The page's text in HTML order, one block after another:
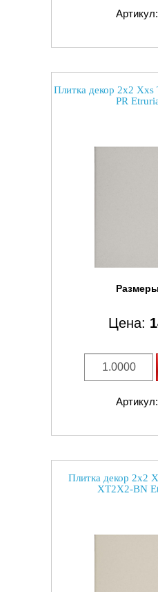
Плитка декор 2x2 Xxs
PR
Цена:
Плитка декор 2x2
XT2X2-BN